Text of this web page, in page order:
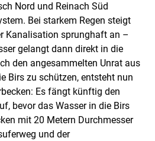
Nord und Reinach Süd
Bei starkem Regen steigt
Kanalisation sprunghaft an –
gelangt dann direkt in die
den angesammelten Unrat aus
Birs zu schützen, entsteht nun
Es fängt künftig den
bevor das Wasser in die Birs
mit 20 Metern Durchmesser
und der